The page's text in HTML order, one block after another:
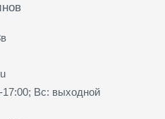
Вс: выходной